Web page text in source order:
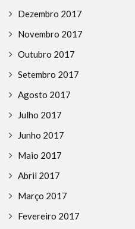
Dezembro 2017
Novembro 2017
Outubro 2017
Setembro 2017
Agosto 2017
Julho 2017
Junho 2017
Maio 2017
Abril 2017
Março 2017
Fevereiro 2017